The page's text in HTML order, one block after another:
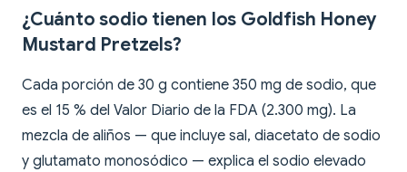
¿Cuánto sodio tienen los Goldfish Honey
Mustard Pretzels?
Cada porción de 30 g contiene 350 mg de sodio, que
es el 15 % del Valor Diario de la FDA (2.300 mg). La
mezcla de aliños — que incluye sal, diacetato de sodio
y glutamato monosódico — explica el sodio elevado